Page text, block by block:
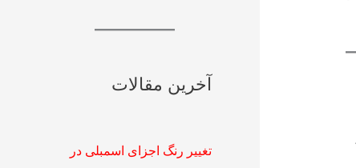
آخرین مقالات
تغییر رنگ اجزای اسمبلی در